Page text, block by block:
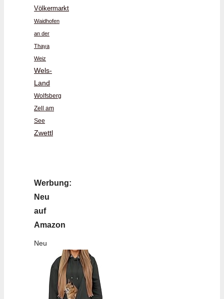
Völkermarkt
Waidhofen
an der
Thaya
Weiz
Wels-
Land
Wolfsberg
Zell am
See
Zwettl
Werbung:
Neu
auf
Amazon
Neu